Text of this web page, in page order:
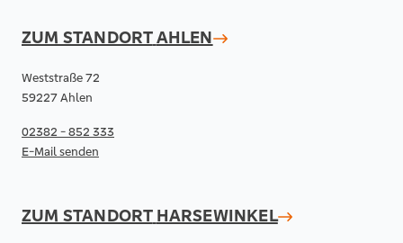
ZUM STANDORTAHLEN
Weststraße 72
59227 Ahlen
02382 - 852 333
E-Mail senden
ZUM STANDORT HARSEWINKEL